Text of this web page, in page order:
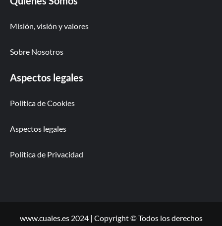
Misión, visión y valores
Sobre Nosotros
Aspectos legales
Política de Cookies
Aspectos legales
Política de Privacidad
www.cuales.es 2024 | Copyright © Todos los derechos